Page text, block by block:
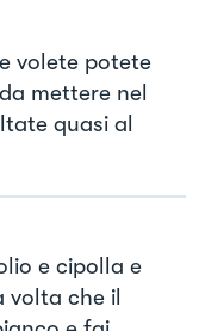
volete potete
mettere nel
quasi al
e cipolla e
volta che il